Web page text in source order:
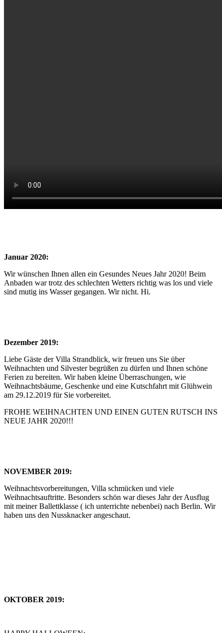
Januar 2020:
Wir wünschen Ihnen allen ein Gesundes Neues Jahr 2020! Beim
Anbaden war trotz des schlechten Wetters richtig was los und viele
sind mutig ins Wasser gegangen. Wir nicht. Hi.
Dezember 2019:
Liebe Gäste der Villa Strandblick, wir freuen uns Sie über
Weihnachten und Silvester begrüßen zu dürfen und Ihnen schöne
Ferien zu bereiten. Wir haben kleine Überraschungen, wie
Weihnachtsbäume, Geschenke und eine Kutschfahrt mit Glühwein
am 29.12.2019 für Sie vorbereitet.
FROHE WEIHNACHTEN UND EINEN GUTEN RUTSCH INS
NEUE JAHR 2020!!!
NOVEMBER 2019:
Weihnachtsvorbereitungen, Villa schmücken und viele
Weihnachtsauftritte. Besonders schön war dieses Jahr der Ausflug
mit meiner Ballettklasse ( ich unterrichte nebenbei) nach Berlin. Wir
haben uns den Nussknacker angeschaut.
OKTOBER 2019: